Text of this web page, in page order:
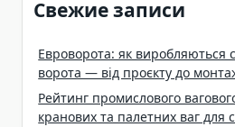
Свежие записи
Евроворота: як виробляються
ворота — від проєкту до
Рейтинг промислового
кранових та палетних ваг для